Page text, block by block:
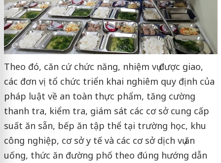
Theo đó, căn cứ chức năng, nhiệm vụ được giao,
các đơn vị tổ chức triển khai nghiêm quy định của
pháp luật về an toàn thực phẩm, tăng cường
thanh tra, kiểm tra, giám sát các cơ sở cung cấp
suất ăn sẵn, bếp ăn tập thể tại trường học, khu
công nghiệp, cơ sở y tế và các cơ sở dịch vụ ăn
uống, thức ăn đường phố theo đúng hướng dẫn